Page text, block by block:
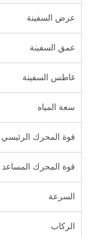
عرض السفينة
عمق السفينة
غاطس السفينة
سعة المياه
قوة المحرك الرئيسي
قوة المحرك المساعد
السرعة
الركاب